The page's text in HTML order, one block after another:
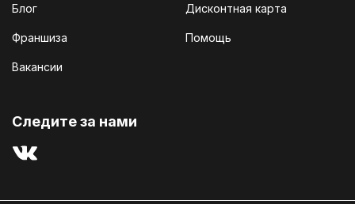
Блог
Франшиза
Вакансии
Дисконтная карта
Помощь
Cледите за нами